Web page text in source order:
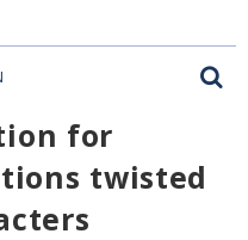
for
twisted